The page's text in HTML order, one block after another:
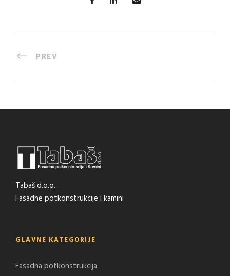
PREV
Tabaš d.o.o.
Fasadne potkonstrukcije i kamini
GLAVNE KATEGORIJE
Fasadna potkonstrukcija